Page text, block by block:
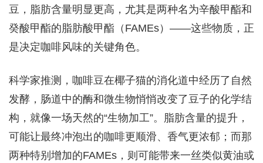
豆，脂肪含量明显更高，尤其是两种名为辛酸甲酯和
癸酸甲酯的脂肪酸甲酯（FAMEs）——这些物质，正
是决定咖啡风味的关键角色。
科学家推测，咖啡豆在椰子猫的消化道中经历了自然
发酵，肠道中的酶和微生物悄悄改变了豆子的化学结
构，就像一场天然的“生物加工”。脂肪含量的提升，
可能让最终冲泡出的咖啡更顺滑、香气更浓郁；而那
两种特别增加的FAMEs，则可能带来一丝类似黄油或